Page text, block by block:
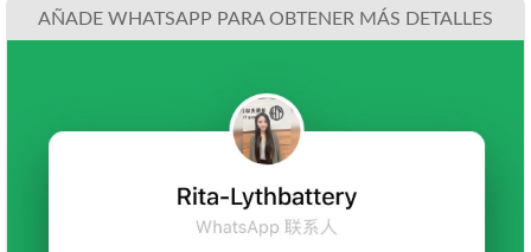
AÑADE WHATSAPP PARA OBTENER MÁS DETALLES